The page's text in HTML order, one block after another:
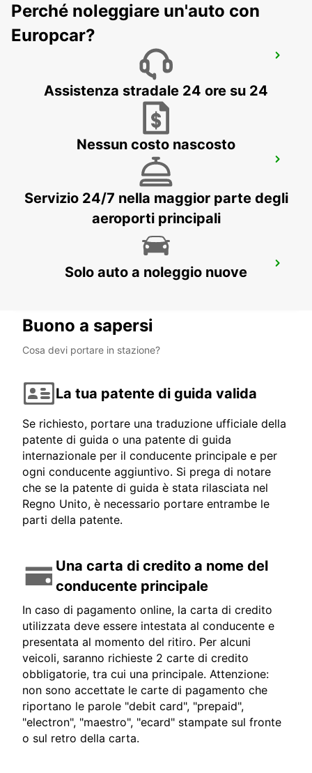
CAVAN
Perché noleggiare un'auto con
Europcar?
Assistenza stradale 24 ore su 24
Nessun costo nascosto
Servizio 24/7 nella maggior parte degli
aeroporti principali
Solo auto a noleggio nuove
Buono a sapersi
Cosa devi portare in stazione?
La tua patente di guida valida
Se richiesto, portare una traduzione ufficiale della
patente di guida o una patente di guida
internazionale per il conducente principale e per
ogni conducente aggiuntivo. Si prega di notare
che se la patente di guida è stata rilasciata nel
Regno Unito, è necessario portare entrambe le
parti della patente.
Una carta di credito a nome del
conducente principale
In caso di pagamento online, la carta di credito
utilizzata deve essere intestata al conducente e
presentata al momento del ritiro. Per alcuni
veicoli, saranno richieste 2 carte di credito
obbligatorie, tra cui una principale. Attenzione:
non sono accettate le carte di pagamento che
riportano le parole "debit card", "prepaid",
"electron", "maestro", "ecard" stampate sul fronte
o sul retro della carta.